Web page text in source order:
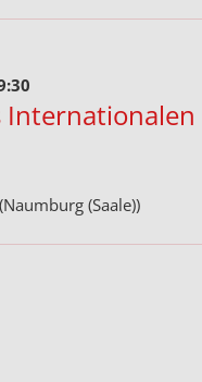
(Saale))